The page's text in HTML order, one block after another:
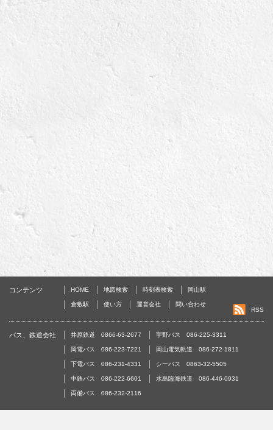
コンテンツ HOME 地図検索 時刻表検索 岡山駅
倉敷駅 使い方 運営会社
問い合わせ
RSS
バス、鉄道会社 井原鉄道 0866-63-2677 宇野バス 086-225-3311
岡電バス 086-223-7221 岡山電気軌道 086-272-1811
下電バス 086-231-4331 シーバス 0863-32-5505
中鉄バス 086-222-6601 水島臨海鉄道 086-446-0931
両備バス 086-232-2116